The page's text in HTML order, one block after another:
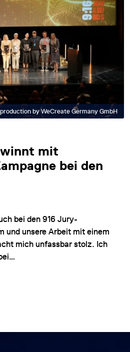
by WeCreate Germany GmbH
mit
bei den
bei den 916 Jury-
und unsere Arbeit mit einem
mich unfassbar stolz. Ich